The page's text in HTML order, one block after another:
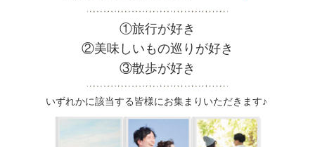
①旅行が好き
②美味しいもの巡りが好き
③散歩が好き
いずれかに該当する皆様にお集まりいただきます♪